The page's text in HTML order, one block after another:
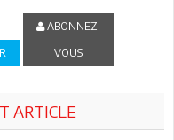
ABONNEZ-
VOUS
ARTICLE